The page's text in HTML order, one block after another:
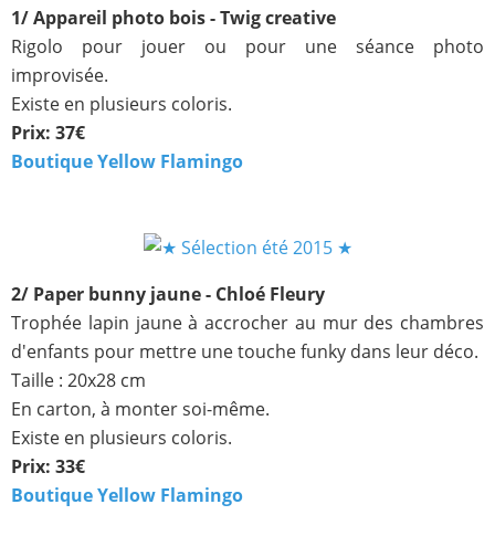
1/ Appareil photo bois - Twig creative
Rigolo pour jouer ou pour une séance photo
improvisée.
Existe en plusieurs coloris.
Prix: 37€
Boutique Yellow Flamingo
2/ Paper bunny jaune - Chloé Fleury
Trophée lapin jaune à accrocher au mur des chambres
d'enfants pour mettre une touche funky dans leur déco.
Taille : 20x28 cm
En carton, à monter soi-même.
Existe en plusieurs coloris.
Prix: 33€
Boutique Yellow Flamingo